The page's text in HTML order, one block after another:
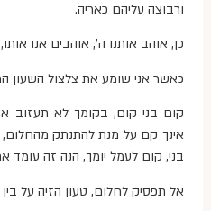
ורבוצה עליהם כאריה.
כן, אוהב אותנו ה', אוהבים אנו
כאשר אני שומע את צלצול השעון
קום בני קום, בקומך לא תעזוב
אינך קם על מנת להתנתק
בני, קום לעמל יומך, הנה זה עומד
אל תפסיק לחלום, טעון הזיה על